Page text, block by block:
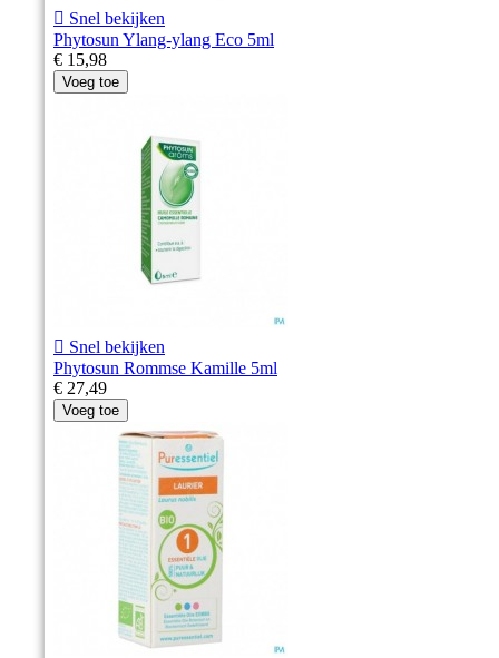
 Snel bekijken
Phytosun Ylang-ylang Eco 5ml
€ 15,98
Voeg toe
 Snel bekijken
Phytosun Rommse Kamille 5ml
€ 27,49
Voeg toe